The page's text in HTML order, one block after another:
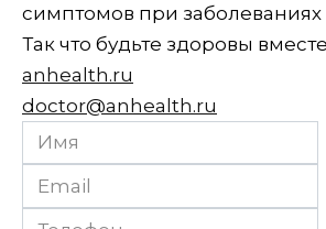
симптомов при заболеваниях
Так что будьте здоровы
anhealth.ru
doctor@anhealth.ru